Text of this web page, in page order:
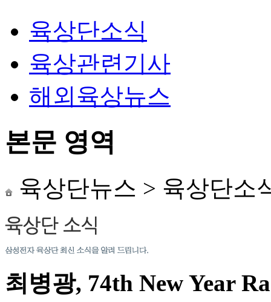
육상단소식
육상관련기사
해외육상뉴스
본문 영역
육상단뉴스 > 육상단소
최병광, 74th New Year